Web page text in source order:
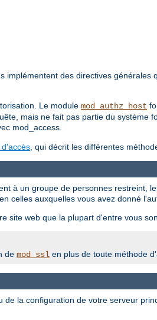
implémentent des directives
Le module mod_authz_host
mais ne fait pas partie du système
mod_access.
, qui décrit les différentes
à un groupe de personnes restreint,
celles auxquelles vous avez donné
site web que la plupart d'entre vous
de mod_ssl en plus de toute méthode
la configuration de votre serveur